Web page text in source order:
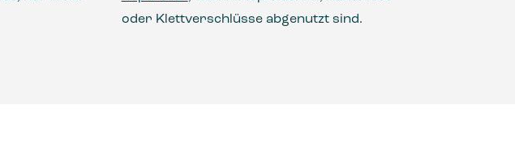
oder Klettverschlüsse abgenutzt sind.